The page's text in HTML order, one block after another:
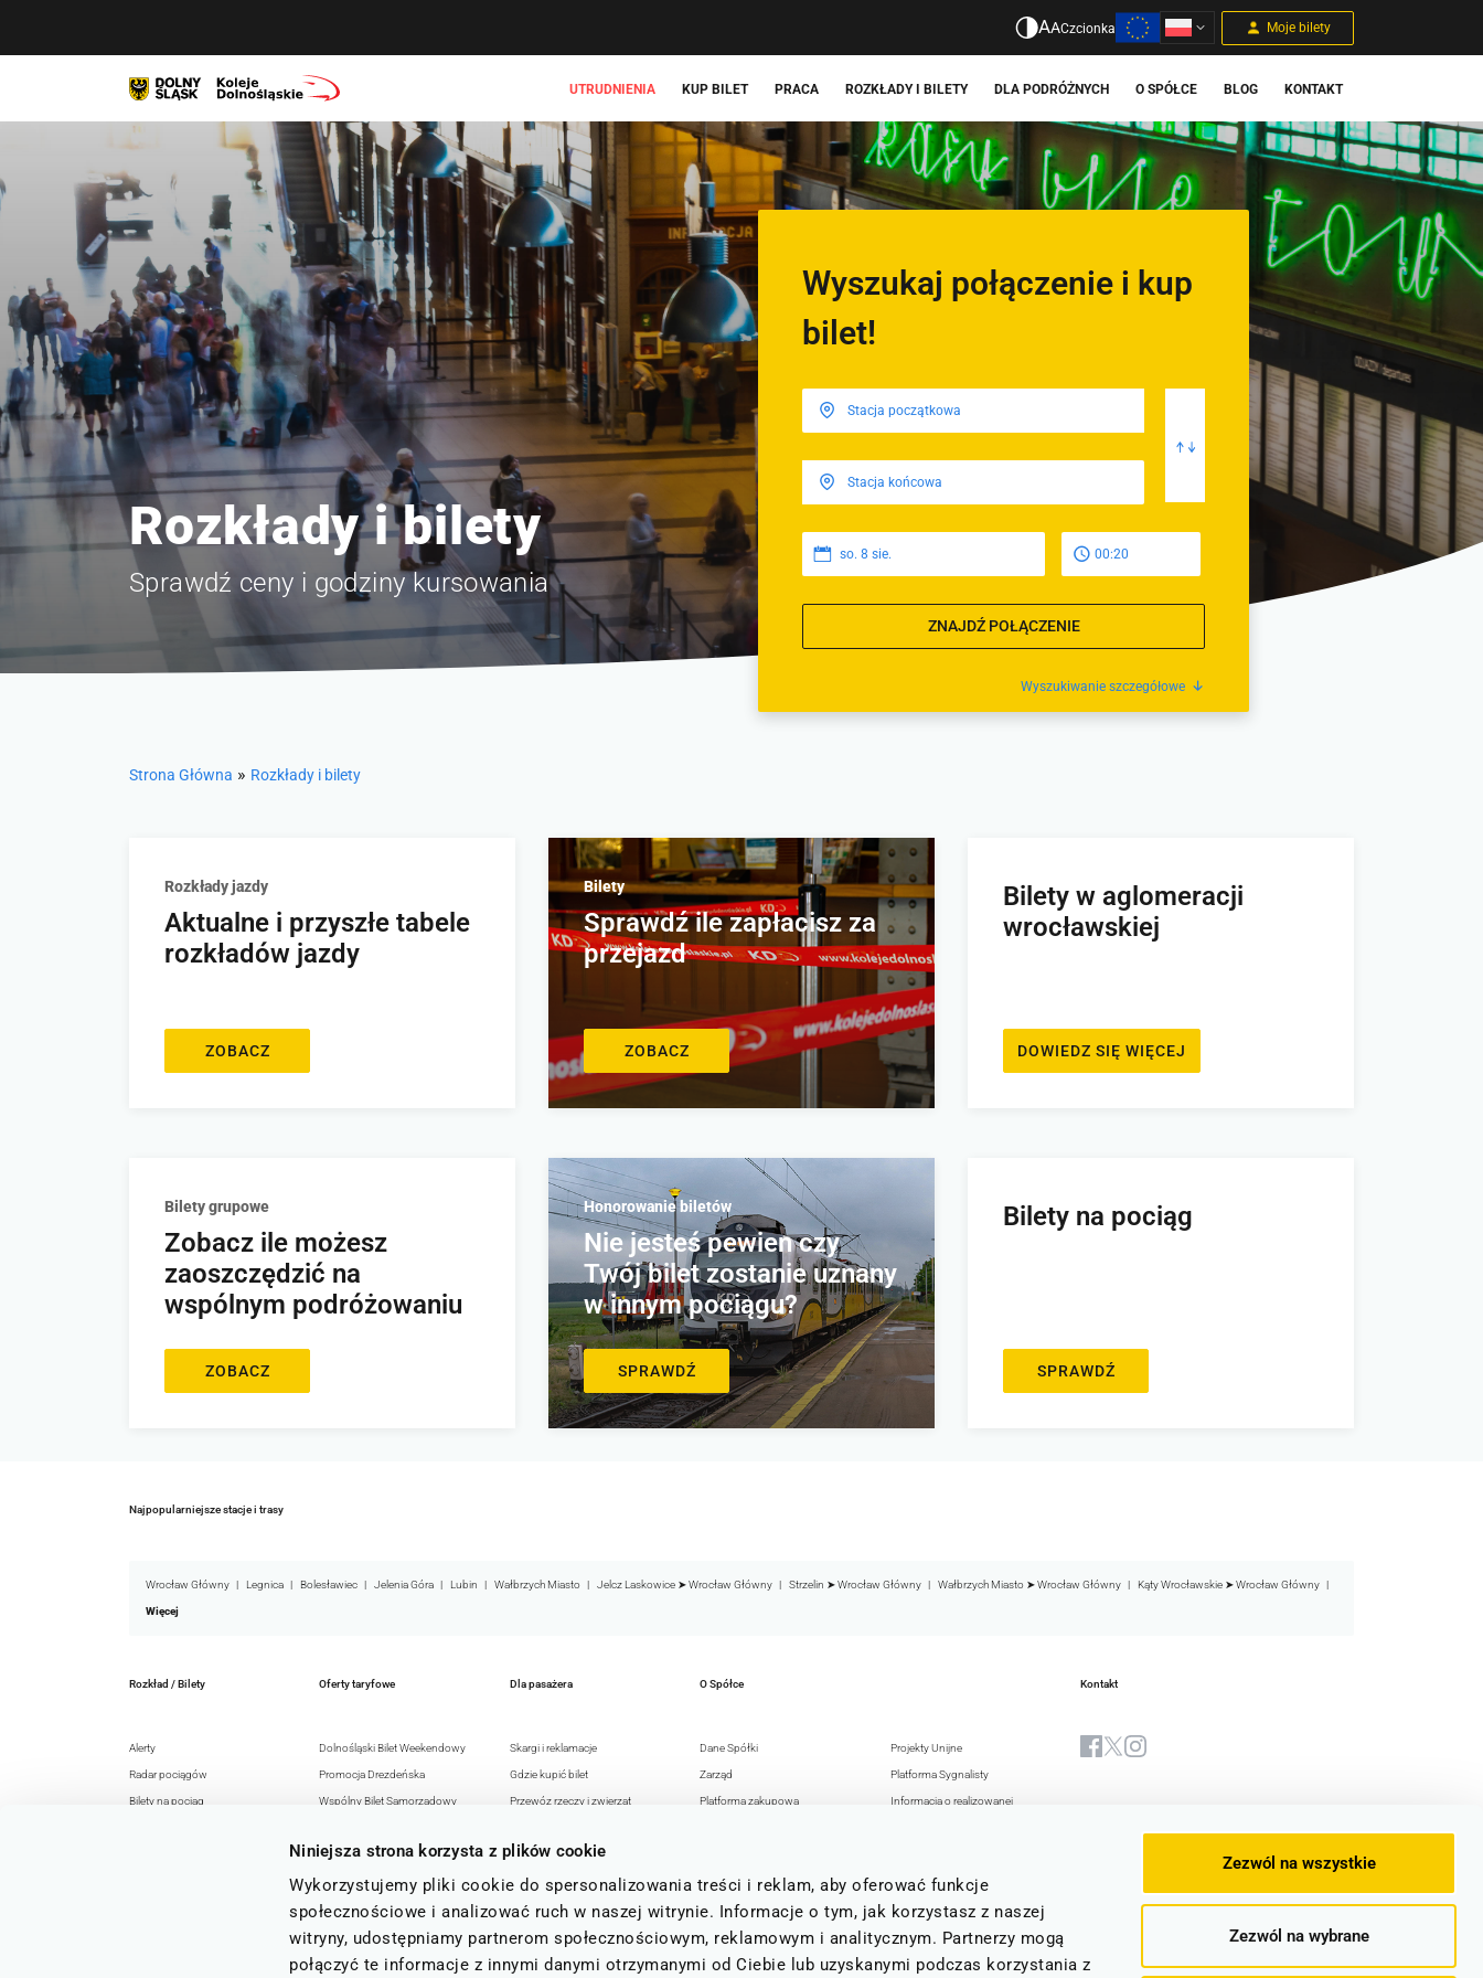
Niniejsza strona korzysta z plików cookie
Wykorzystujemy pliki cookie do spersonalizowania treści i reklam, aby oferować funkcje
społecznościowe i analizować ruch w naszej witrynie. Informacje o tym, jak korzystasz z naszej
witryny, udostępniamy partnerom społecznościowym, reklamowym i analitycznym. Partnerzy mogą
połączyć te informacje z innymi danymi otrzymanymi od Ciebie lub uzyskanymi podczas korzystania z
Zezwól na wszystkie
Zezwól na wybrane
Moje bilety
AACzcionka
UTRUDNIENIA KUP BILET PRACA ROZKŁADY I BILETY DLA PODRÓŻNYCH O SPÓŁCE BLOG KONTAKT
Rozkłady i bilety
Sprawdź ceny i godziny kursowania
Wyszukaj połączenie i kup
bilet!
so. 8 sie. 00:20
ZNAJDŹ POŁĄCZENIE
Wyszukiwanie szczegółowe
Strona Główna » Rozkłady i bilety
Rozkłady jazdy
Aktualne i przyszłe tabele
rozkładów jazdy
ZOBACZ
Bilety
Sprawdź ile zapłacisz za
przejazd
ZOBACZ
Bilety w aglomeracji
wrocławskiej
DOWIEDZ SIĘ WIĘCEJ
Bilety grupowe
Zobacz ile możesz
zaoszczędzić na
wspólnym podróżowaniu
ZOBACZ
Honorowanie biletów
Nie jesteś pewien czy
Twój bilet zostanie uznany
w innym pociągu?
SPRAWDŹ
Bilety na pociąg
SPRAWDŹ
Najpopularniejsze stacje i trasy
Wrocław Główny Legnica Bolesławiec Jelenia Góra Lubin Wałbrzych Miasto Jelcz Laskowice ➤ Wrocław Główny Strzelin ➤ Wrocław Główny Wałbrzych Miasto ➤ Wrocław Główny Kąty Wrocławskie ➤ Wrocław Główny
Więcej
Rozkład / Bilety
Alerty
Radar pociągów
Bilety na pociąg
Oferty taryfowe
Dolnośląski Bilet Weekendowy
Promocja Drezdeńska
Wspólny Bilet Samorządowy
Senior 60+
Razem z KD
Archiwum ofert
Dla pasażera
Skargi i reklamacje
Gdzie kupić bilet
Przewóz rzeczy i zwierząt
niepełnosprawnością
Bezpieczeństwo pasażerów
FAQ
O Spółce
Dane Spółki
Zarząd
Platforma zakupowa
Polityka prywatności
15 lat
Projekty Unijne
Platforma Sygnalisty
Informacja o realizowanej
Polityka Bezpieczeństwa
Informacji
Status i regulamin bocznic
kolejowych
Kontakt
Biuletyn Informacji Publicznej